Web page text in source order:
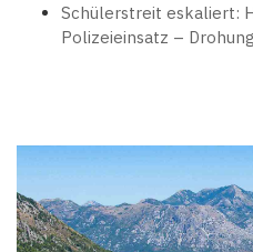
Schülerstreit eskaliert:
Polizeieinsatz –